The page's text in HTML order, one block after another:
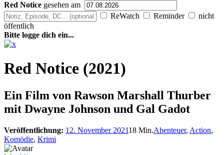
Red Notice gesehen am
ReWatch
Reminder
nicht
öffentlich
Bitte logge dich ein...
Red Notice (2021)
Ein Film von Rawson Marshall Thurber
mit Dwayne Johnson und Gal Gadot
Veröffentlichung: 12. November 202118 Min.Abenteuer, Action,
Komödie, Krimi